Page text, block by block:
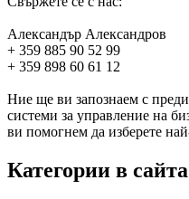
Александър Александров
+ 359 885 90 52 99
+ 359 898 60 61 12
Ние ще ви запознаем с
системи за управление на
ви помогнем да изберете
Категории в